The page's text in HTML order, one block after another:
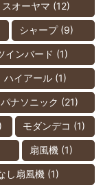
オーヤマ (12)
シャープ(9)
インバード (1)
ハイアール (1)
パナソニック (21)
モダンデコ (1)
扇風機 (1)
し扇風機 (1)